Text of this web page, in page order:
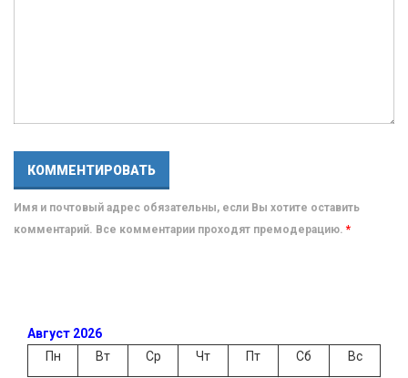
Имя и почтовый адрес обязательны, если Вы хотите оставить
комментарий. Все комментарии проходят премодерацию. *
Август 2026
Пн
Вт Ср Чт Пт Сб Вс